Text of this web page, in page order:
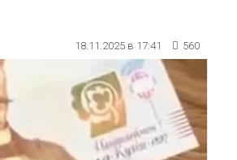
18.11.2025 в 17:41 560